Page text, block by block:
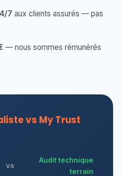
7 aux clients assurés — pas
— nous sommes rémunérés
vs My Trust
VS
Audit technique
terrain